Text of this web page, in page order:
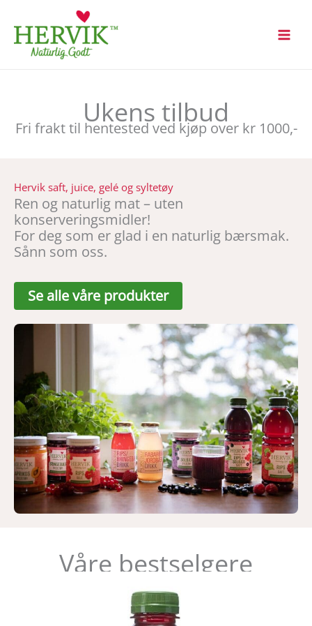
rett
innholdet
Ukens tilbud
Fri frakt til hentested ved kjøp over kr 1000,-
Hervik saft, juice, gelé og syltetøy
Ren og naturlig mat – uten
konserveringsmidler!
For deg som er glad i en naturlig bærsmak.
Sånn som oss.
Se alle våre produkter
Våre bestselgere